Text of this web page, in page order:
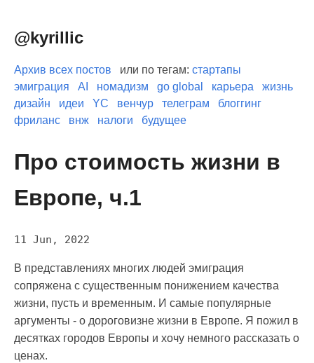
@kyrillic
Архив всех постов или по тегам: стартапы
эмиграция
AI номадизм go global карьера
жизнь
дизайн
идеи YC венчур телеграм
блоггинг
фриланс
внж налоги будущее
Про стоимость жизни в
Европе, ч.1
11 Jun, 2022
В представлениях многих людей эмиграция
сопряжена с существенным понижением качества
жизни, пусть и временным. И самые популярные
аргументы - о дороговизне жизни в Европе. Я пожил в
десятках городов Европы и хочу немного рассказать о
ценах.